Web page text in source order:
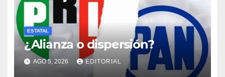
ESTATAL
¿Alianza o dispersión?
AGO 5, 2026 EDITORIAL